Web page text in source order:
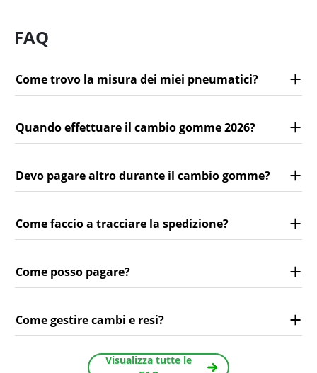
FAQ
Come trovo la misura dei miei pneumatici?
Quando effettuare il cambio gomme 2026?
Devo pagare altro durante il cambio gomme?
Come faccio a tracciare la spedizione?
Come posso pagare?
Come gestire cambi e resi?
Visualizza tutte le